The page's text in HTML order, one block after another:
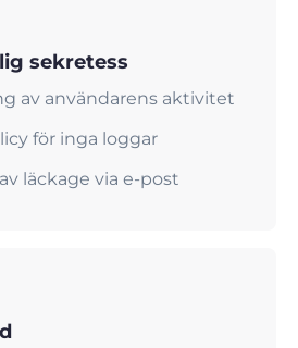
sekretess
av användarens aktivitet
för inga loggar
läckage via e-post